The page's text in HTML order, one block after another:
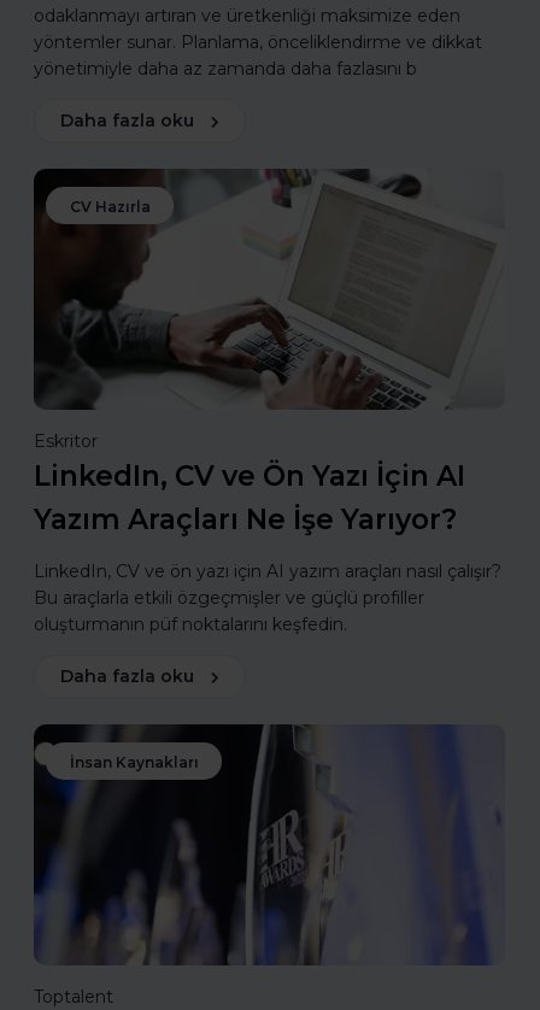
odaklanmayı artıran ve üretkenliği maksimize eden
yöntemler sunar. Planlama, önceliklendirme ve dikkat
yönetimiyle daha az zamanda daha fazlasını b
Daha fazla oku
CV Hazırla
Eskritor
LinkedIn, CV ve Ön Yazı İçin AI
Yazım Araçları Ne İşe Yarıyor?
LinkedIn, CV ve ön yazı için AI yazım araçları nasıl çalışır?
Bu araçlarla etkili özgeçmişler ve güçlü profiller
oluşturmanın püf noktalarını keşfedin.
Daha fazla oku
İnsan Kaynakları
Toptalent